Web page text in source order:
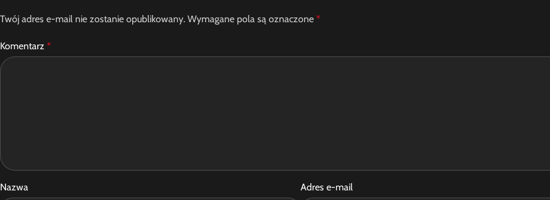
Twój adres e-mail nie zostanie opublikowany. Wymagane pola są oznaczone *
Komentarz *
Nazwa Adres e-mail